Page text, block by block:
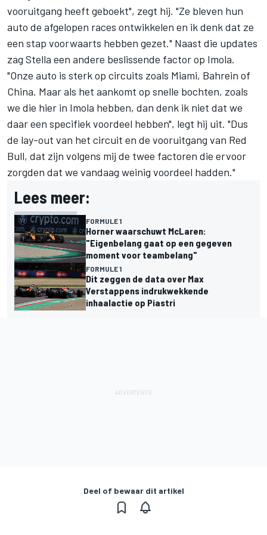
vooruitgang heeft geboekt", zegt hij. "Ze bleven hun
auto de afgelopen races ontwikkelen en ik denk dat ze
een stap voorwaarts hebben gezet." Naast die updates
zag Stella een andere beslissende factor op Imola.
"Onze auto is sterk op circuits zoals Miami, Bahrein of
China. Maar als het aankomt op snelle bochten, zoals
we die hier in Imola hebben, dan denk ik niet dat we
daar een specifiek voordeel hebben", legt hij uit. "Dus
de lay-out van het circuit en de vooruitgang van Red
Bull, dat zijn volgens mij de twee factoren die ervoor
zorgden dat we vandaag weinig voordeel hadden."
Lees meer:
FORMULE 1
Horner waarschuwt McLaren:
"Eigenbelang gaat op een gegeven
moment voor teambelang"
FORMULE 1
Dit zeggen de data over Max
Verstappens indrukwekkende
inhaalactie op Piastri
Deel of bewaar dit artikel